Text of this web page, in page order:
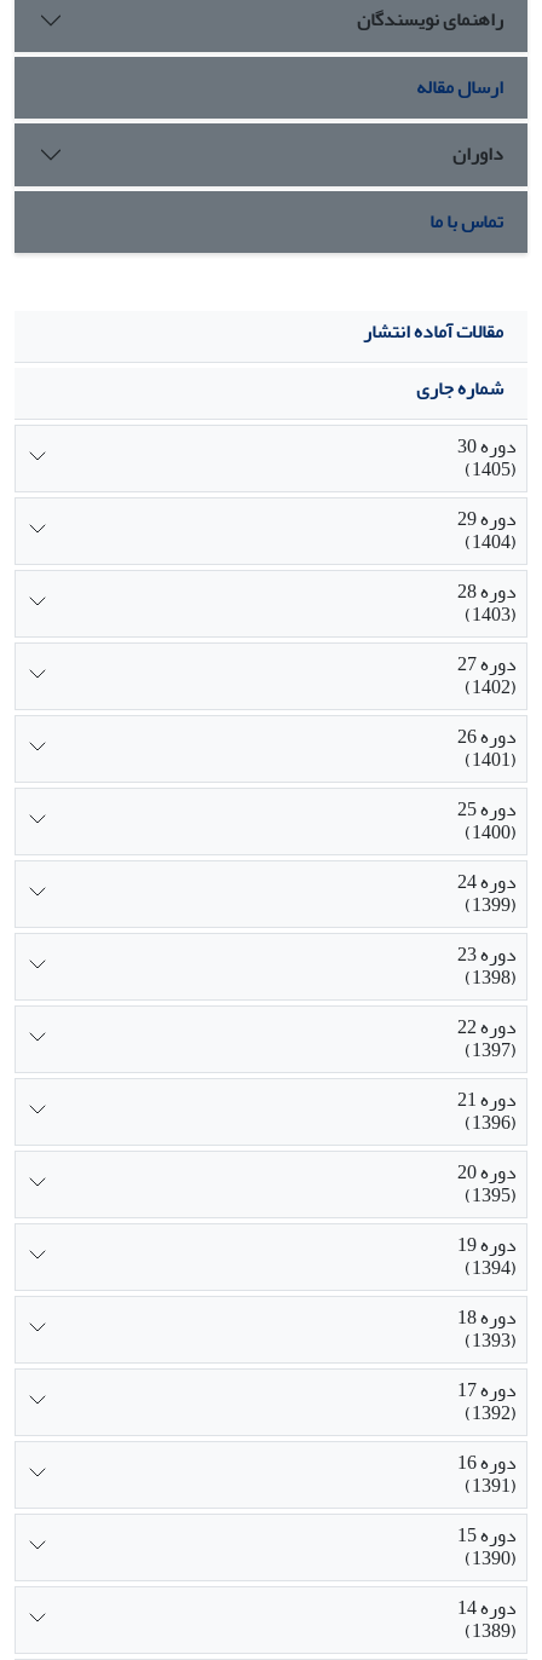
آماره t به‌جز فرضیه‌های هفت، نه و هیجده تمام فرضیه‌های
پژوهش و رابطه بین متغیرها تأیید شد.
راهنمای نویسندگان
ارسال مقاله
داوران
تماس با ما
مقالات آماده انتشار
شماره جاری
دوره 30
(1405)
دوره 29
(1404)
دوره 28
(1403)
دوره 27
(1402)
دوره 26
(1401)
دوره 25
(1400)
دوره 24
(1399)
دوره 23
(1398)
دوره 22
(1397)
دوره 21
(1396)
دوره 20
(1395)
دوره 19
(1394)
دوره 18
(1393)
دوره 17
(1392)
دوره 16
(1391)
دوره 15
(1390)
دوره 14
(1389)